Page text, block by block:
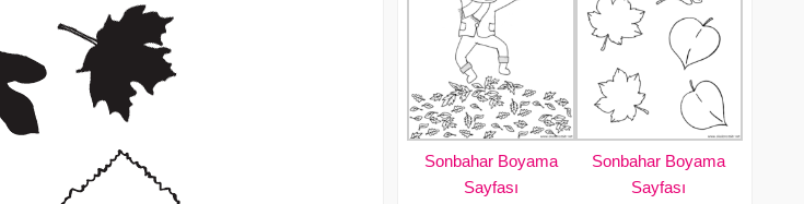
Sonbahar Boyama
Sayfası
Sonbahar Boyama
Sayfası